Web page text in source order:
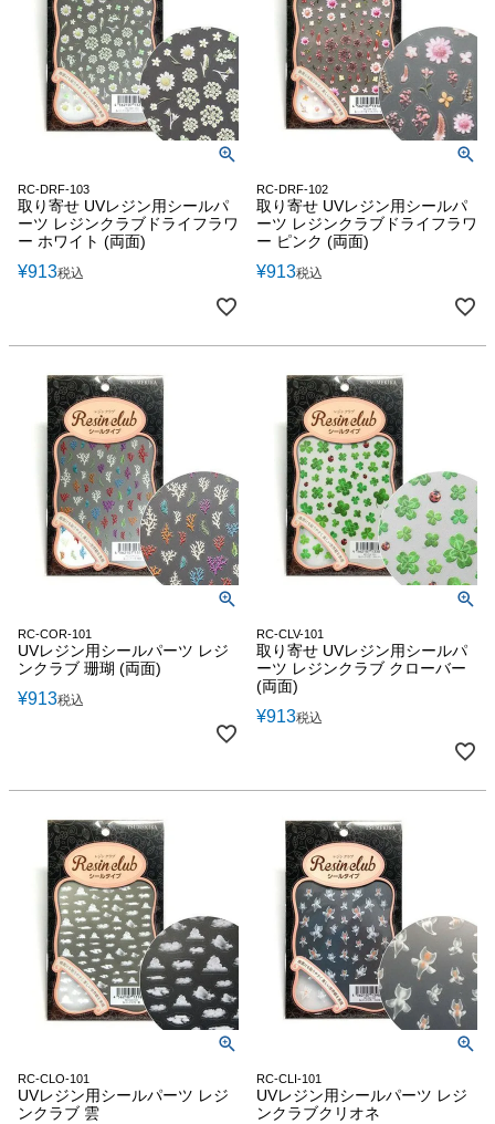
RC-DRF-103
取り寄せ UVレジン用シールパ
ーツ レジンクラブドライフラワ
ー ホワイト (両面)
¥913税込
RC-DRF-102
取り寄せ UVレジン用シールパ
ーツ レジンクラブドライフラワ
ー ピンク (両面)
¥913税込
RC-COR-101
UVレジン用シールパーツ レジ
ンクラブ 珊瑚 (両面)
¥913税込
RC-CLV-101
取り寄せ UVレジン用シールパ
ーツ レジンクラブ クローバー
(両面)
¥913税込
RC-CLO-101
UVレジン用シールパーツ レジ
ンクラブ 雲
RC-CLI-101
UVレジン用シールパーツ レジ
ンクラブクリオネ